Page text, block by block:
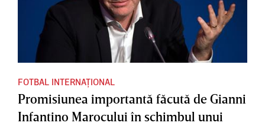
FOTBAL INTERNAȚIONAL
Promisiunea importantă făcută de Gianni
Infantino Marocului în schimbul unui